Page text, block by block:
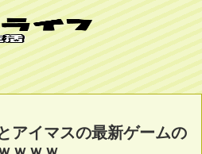
アイマスの最新ゲームの